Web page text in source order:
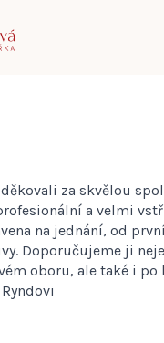
za skvělou
a velmi
na jednání, od
Doporučujeme ji
oboru, ale také i po